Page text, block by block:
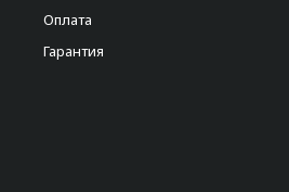
Оплата
Гарантия